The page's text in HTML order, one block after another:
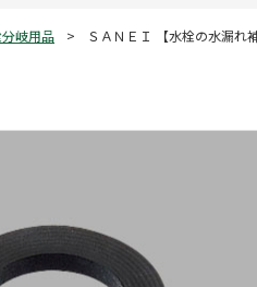
岐用品 > ＳＡＮＥＩ 【水栓の水漏れ